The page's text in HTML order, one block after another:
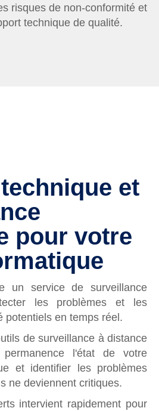
risques de non-conformité et
technique de qualité.
et
pour votre
un service de surveillance
les problèmes et les
potentiels en temps réel.
de surveillance à distance
l'état de votre
et identifier les problèmes
ne deviennent critiques.
intervient rapidement pour